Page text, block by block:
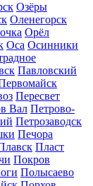
Озёры
Оленегорск
Орёл
Оса Осинники
Павловский
Пересвет
Вал Петрово-
Петрозаводск
Печора
Пласт
Покров
Полысаево